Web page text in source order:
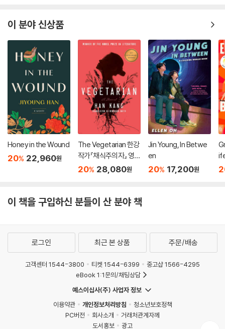
이 분야 신상품
Honey in the Wound
20% 22,960원
The Vegetarian 한강
작가『채식주의자』 영문
판 (미국판)
20% 28,080원
Jin Young, In Betwe
en
20% 17,200원
이 책을 구입하신 분들이 산 분야 책
로그인 최근 본 상품 주문/배송
고객센터 1544-3800 티켓 1544-6399
중고샵 1566-4295
eBook 1:1문의/채팅상담
예스이십사(주) 사업자 정보
이용약관
개인정보처리방침
청소년보호정책
PC버전
회사소개
거래처관계자께
도서홍보
광고